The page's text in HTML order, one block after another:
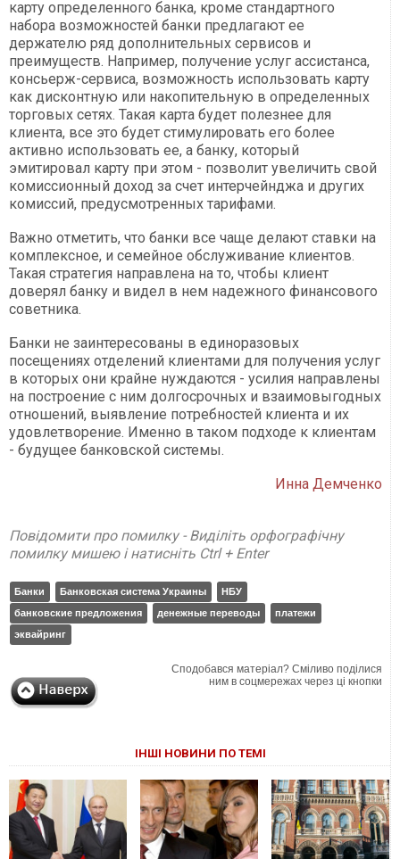
карту определенного банка, кроме стандартного
набора возможностей банки предлагают ее
держателю ряд дополнительных сервисов и
преимуществ. Например, получение услуг ассистанса,
консьерж-сервиса, возможность использовать карту
как дисконтную или накопительную в определенных
торговых сетях. Такая карта будет полезнее для
клиента, все это будет стимулировать его более
активно использовать ее, а банку, который
эмитировал карту при этом - позволит увеличить свой
комиссионный доход за счет интерчейнджа и других
комиссий, предусмотренных тарифами.
Важно отметить, что банки все чаще делают ставки на
комплексное, и семейное обслуживание клиентов.
Такая стратегия направлена на то, чтобы клиент
доверял банку и видел в нем надежного финансового
советника.
Банки не заинтересованы в единоразовых
посещениях отделений клиентами для получения услуг
в которых они крайне нуждаются - усилия направлены
на построение с ним долгосрочных и взаимовыгодных
отношений, выявление потребностей клиента и их
удовлетворение. Именно в таком подходе к клиентам
- будущее банковской системы.
Инна Демченко
Повідомити про помилку - Виділіть орфографічну
помилку мишею і натисніть Ctrl + Enter
Банки Банковская система Украины
НБУ
банковские предложения
денежные переводы
платежи
эквайринг
Сподобався матеріал? Сміливо поділися
ним в соцмережах через ці кнопки
ІНШІ НОВИНИ ПО ТЕМІ